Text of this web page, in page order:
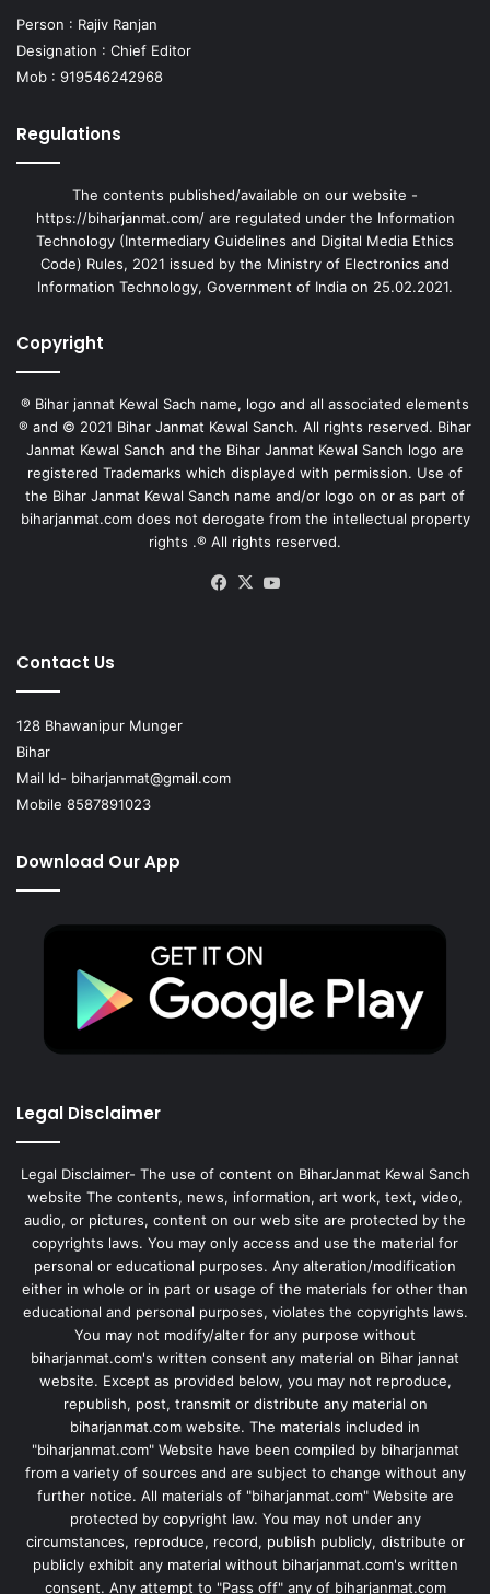
Person : Rajiv Ranjan
Designation : Chief Editor
Mob : 919546242968
Regulations
The contents published/available on our website -
https://biharjanmat.com/ are regulated under the Information
Technology (Intermediary Guidelines and Digital Media Ethics
Code) Rules, 2021 issued by the Ministry of Electronics and
Information Technology, Government of India on 25.02.2021.
Copyright
® Bihar jannat Kewal Sach name, logo and all associated elements
® and © 2021 Bihar Janmat Kewal Sanch. All rights reserved. Bihar
Janmat Kewal Sanch and the Bihar Janmat Kewal Sanch logo are
registered Trademarks which displayed with permission. Use of
the Bihar Janmat Kewal Sanch name and/or logo on or as part of
biharjanmat.com does not derogate from the intellectual property
rights .® All rights reserved.
Facebook
X
Contact Us
128 Bhawanipur Munger
Bihar
Mail Id- biharjanmat@gmail.com
Mobile 8587891023
Download Our App
Legal Disclaimer
Legal Disclaimer- The use of content on BiharJanmat Kewal Sanch
website The contents, news, information, art work, text, video,
audio, or pictures, content on our web site are protected by the
copyrights laws. You may only access and use the material for
personal or educational purposes. Any alteration/modification
either in whole or in part or usage of the materials for other than
educational and personal purposes, violates the copyrights laws.
You may not modify/alter for any purpose without
biharjanmat.com's written consent any material on Bihar jannat
website. Except as provided below, you may not reproduce,
republish, post, transmit or distribute any material on
biharjanmat.com website. The materials included in
"biharjanmat.com" Website have been compiled by biharjanmat
from a variety of sources and are subject to change without any
further notice. All materials of "biharjanmat.com" Website are
protected by copyright law. You may not under any
circumstances, reproduce, record, publish publicly, distribute or
publicly exhibit any material without biharjanmat.com's written
consent. Any attempt to "Pass off" any of biharjanmat.com